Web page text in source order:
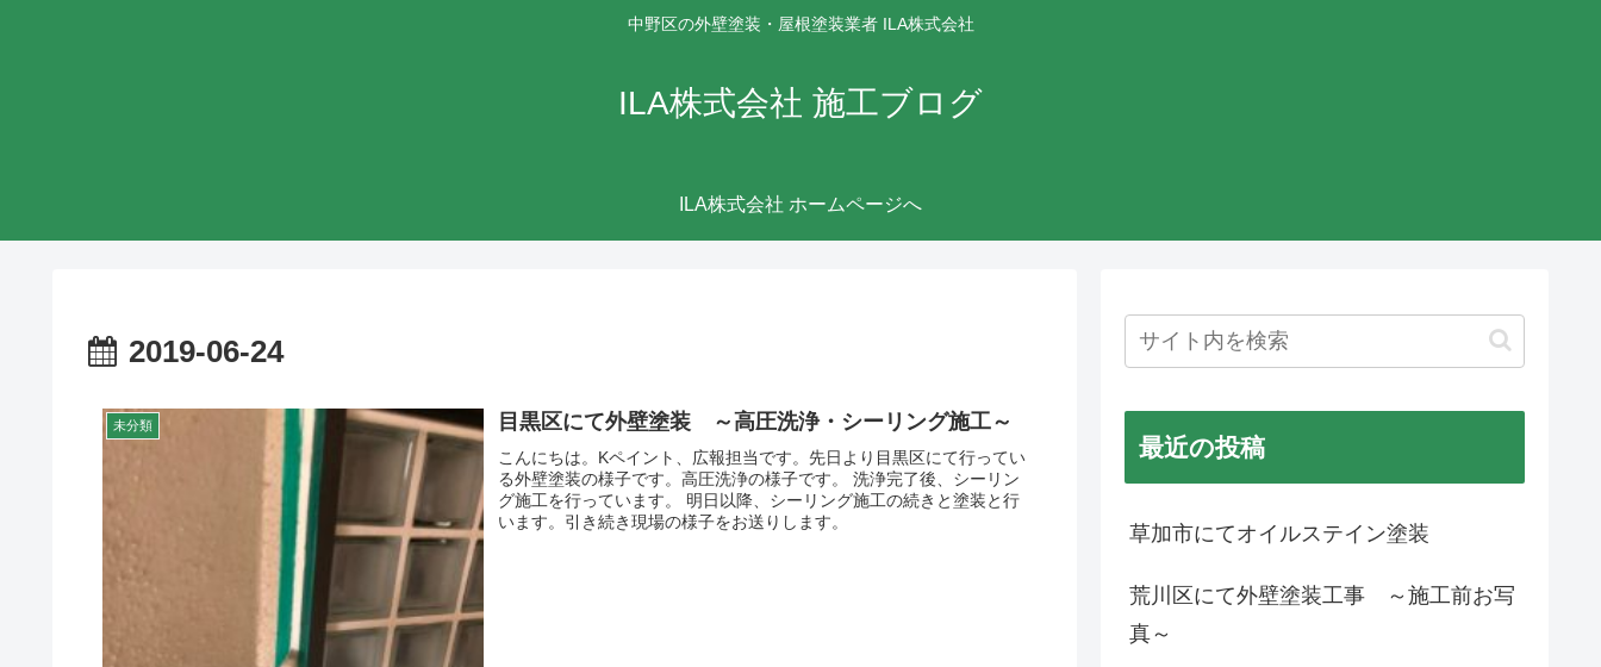
中野区の外壁塗装・屋根塗装業者 ILA株式会社
ILA株式会社 施工ブログ
ILA株式会社 ホームページへ
2019-06-24
未分類 目黒区にて外壁塗装 ～高圧洗浄・シーリング施工～
こんにちは。Kペイント、広報担当です。先日より目黒区にて行ってい
る外壁塗装の様子です。高圧洗浄の様子です。 洗浄完了後、シーリン
グ施工を行っています。 明日以降、シーリング施工の続きと塗装と行
います。引き続き現場の様子をお送りします。
最近の投稿
草加市にてオイルステイン塗装
荒川区にて外壁塗装工事 ～施工前お写
真～